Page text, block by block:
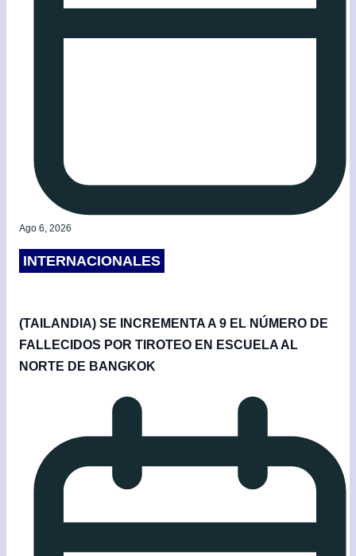
Ago 6, 2026
INTERNACIONALES
(TAILANDIA) SE INCREMENTA A 9 EL NÚMERO DE
FALLECIDOS POR TIROTEO EN ESCUELA AL
NORTE DE BANGKOK